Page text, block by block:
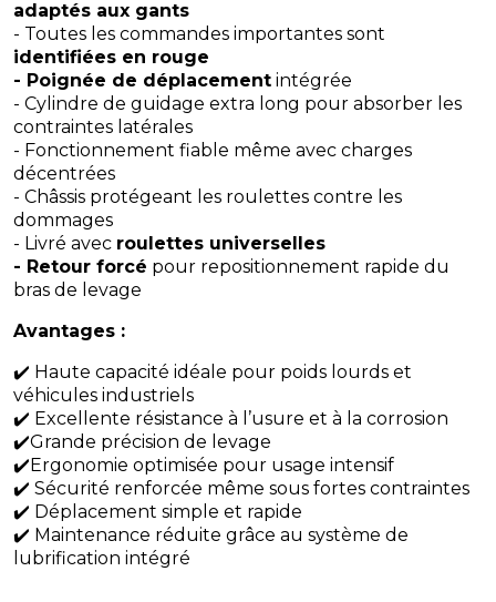
adaptés aux gants
- Toutes les commandes importantes sont
identifiées en rouge
- Poignée de déplacement intégrée
- Cylindre de guidage extra long pour absorber les
contraintes latérales
- Fonctionnement fiable même avec charges
décentrées
- Châssis protégeant les roulettes contre les
dommages
- Livré avec roulettes universelles
- Retour forcé pour repositionnement rapide du
bras de levage
Avantages :
✔️ Haute capacité idéale pour poids lourds et
véhicules industriels
✔️ Excellente résistance à l’usure et à la corrosion
✔️Grande précision de levage
✔️Ergonomie optimisée pour usage intensif
✔️ Sécurité renforcée même sous fortes contraintes
✔️ Déplacement simple et rapide
✔️ Maintenance réduite grâce au système de
lubrification intégré